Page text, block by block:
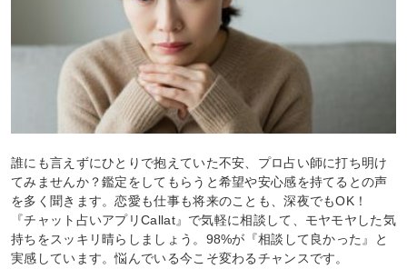
誰にも言えずにひとりで抱えていた不安、プロ占い師に打ち明け
てみませんか？鑑定をしてもらうと希望や安心感を持てるとの声
を多く聞きます。恋愛も仕事も将来のことも、深夜でもOK！
『チャット占いアプリCallat』で気軽に相談して、モヤモヤした気
持ちをスッキリ晴らしましょう。98%が『相談して良かった』と
実感しています。悩んでいる今こそ変わるチャンスです。